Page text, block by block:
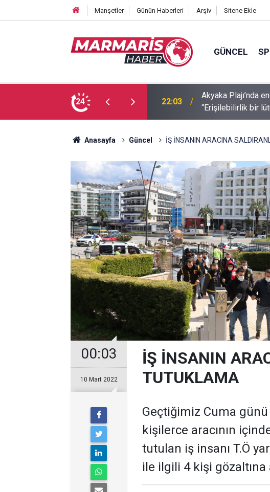
Manşetler Günün Haberleri Arşiv Sitene Ekle
GÜNCEL
24
Başkan Hasar’dan tepki
21:58
Anasayfa Güncel İŞ İNSANIN ARACINA
00:03
10 Mart 2022
İŞ İNSANIN
TUTUKLAMA
Geçtiğimiz Cuma
kişilerce aracının
tutulan iş insanı T.Ö
ile ilgili 4 kişi gözaltına